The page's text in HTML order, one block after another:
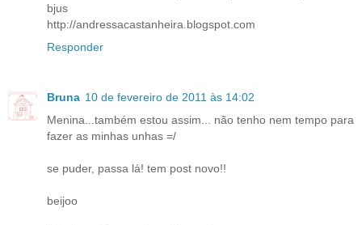
bjus
http://andressacastanheira.blogspot.com
Responder
Bruna 10 de fevereiro de 2011 às 14:02
Menina...também estou assim... não tenho nem tempo para
fazer as minhas unhas =/
se puder, passa lá! tem post novo!!
beijoo